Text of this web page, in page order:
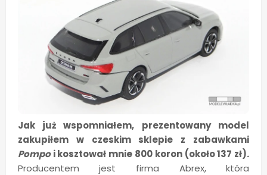
Jak już wspomniałem, prezentowany model
zakupiłem w czeskim sklepie z zabawkami
Pompoi kosztował mnie 800 koron (około 137 zł).
Producentem jest firma Abrex, która